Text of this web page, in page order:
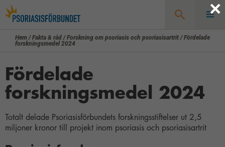
Sök
Hem /Fakta & råd /Forskning om psoriasis och psoriasisartrit /Fördelade
forskningsmedel 2024
Fördelade
forskningsmedel 2024
Totalt delade Psoriasisförbundets forskningsstiftelser ut 2,5
miljoner kronor till projekt inom psoriasis och psoriasisartrit
×